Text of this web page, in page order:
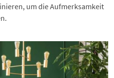
um die Aufmerksamkeit